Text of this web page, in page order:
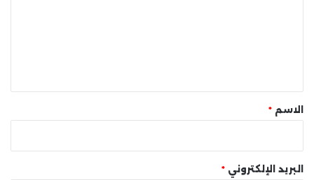
* الاسم *
البريد الإلكتروني *